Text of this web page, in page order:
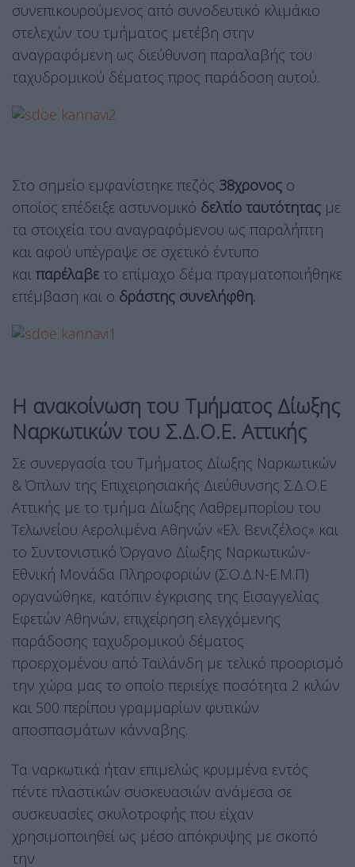
συνεπικουρούμενος από συνοδευτικό κλιμάκιο
στελεχών του τμήματος μετέβη στην
αναγραφόμενη ως διεύθυνση παραλαβής του
ταχυδρομικού δέματος προς παράδοση αυτού.
Στο σημείο εμφανίστηκε πεζός 38χρονος ο
οποίος επέδειξε αστυνομικό δελτίο ταυτότητας με
τα στοιχεία του αναγραφόμενου ως παραλήπτη
και αφού υπέγραψε σε σχετικό έντυπο
και παρέλαβε το επίμαχο δέμα πραγματοποιήθηκε
επέμβαση και ο δράστης συνελήφθη.
Η ανακοίνωση του Τμήματος Δίωξης
Ναρκωτικών του Σ.Δ.Ο.Ε. Αττικής
Σε συνεργασία του Τμήματος Δίωξης Ναρκωτικών
& Όπλων της Επιχειρησιακής Διεύθυνσης Σ.Δ.Ο.Ε
Αττικής με το τμήμα Δίωξης Λαθρεμπορίου του
Τελωνείου Αερολιμένα Αθηνών «Ελ. Βενιζέλος» και
το Συντονιστικό Όργανο Δίωξης Ναρκωτικών-
Εθνική Μονάδα Πληροφοριών (Σ.Ο.Δ.Ν-Ε.Μ.Π)
οργανώθηκε, κατόπιν έγκρισης της Εισαγγελίας
Εφετών Αθηνών, επιχείρηση ελεγχόμενης
παράδοσης ταχυδρομικού δέματος
προερχομένου από Ταϊλάνδη με τελικό προορισμό
την χώρα μας το οποίο περιείχε ποσότητα 2 κιλών
και 500 περίπου γραμμαρίων φυτικών
αποσπασμάτων κάνναβης.
Τα ναρκωτικά ήταν επιμελώς κρυμμένα εντός
πέντε πλαστικών συσκευασιών ανάμεσα σε
συσκευασίες σκυλοτροφής που είχαν
χρησιμοποιηθεί ως μέσο απόκρυψης με σκοπό
την